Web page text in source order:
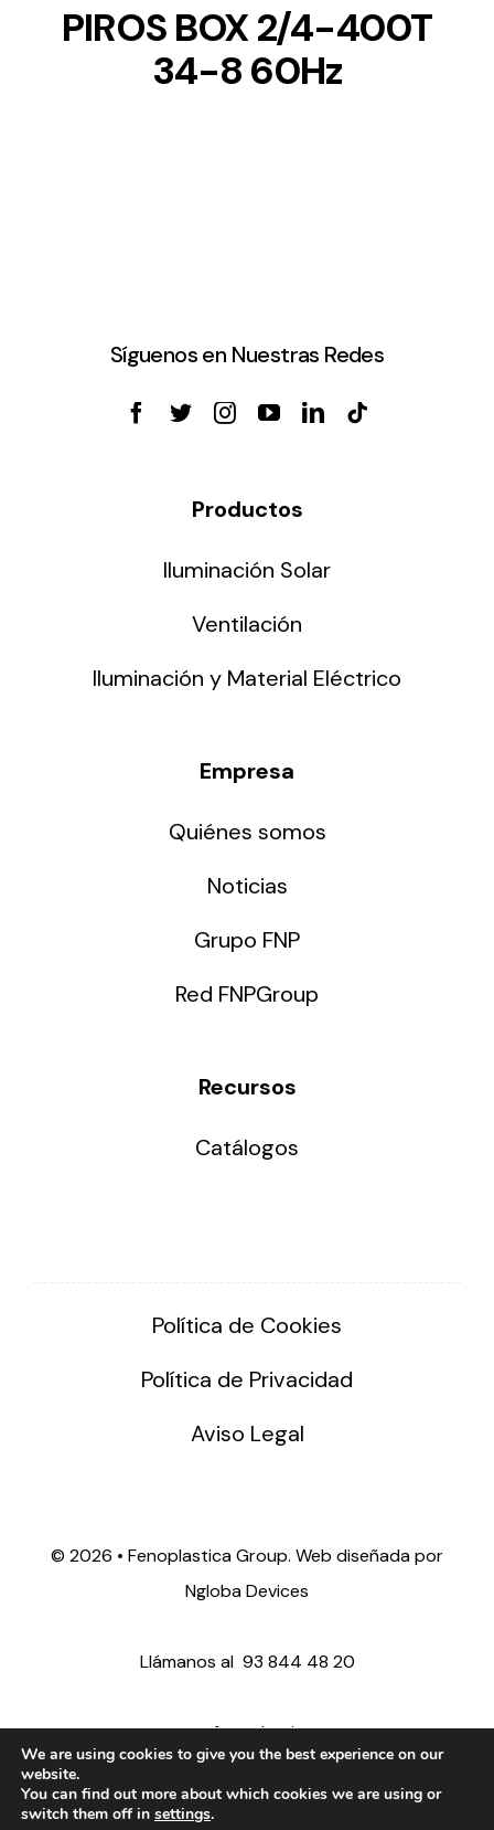
PIROS BOX 2/4-400T
34-8 60Hz
Síguenos en Nuestras Redes
Productos
Iluminación Solar
Ventilación
Iluminación y Material Eléctrico
Empresa
Quiénes somos
Noticias
Grupo FNP
Red FNPGroup
Recursos
Catálogos
Política de Cookies
Política de Privacidad
Aviso Legal
© 2026 • Fenoplastica Group. Web diseñada por
Ngloba Devices
Llámanos al 93 844 48 20
ventas@fenoplastica.com
export@fenoplastica.com
We are using cookies to give you the best experience on our
website.
You can find out more about which cookies we are using or
switch them off in settings.